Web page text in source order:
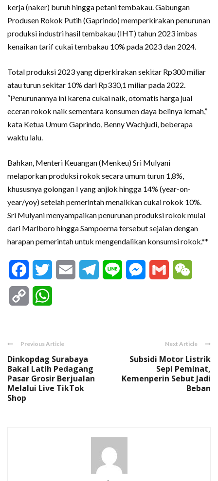
kerja (naker) buruh hingga petani tembakau. Gabungan
Produsen Rokok Putih (Gaprindo) memperkirakan penurunan
produksi industri hasil tembakau (IHT) tahun 2023 imbas
kenaikan tarif cukai tembakau 10% pada 2023 dan 2024.
Total produksi 2023 yang diperkirakan sekitar Rp300 miliar
atau turun sekitar 10% dari Rp330,1 miliar pada 2022.
“Penurunannya ini karena cukai naik, otomatis harga jual
eceran rokok naik sementara konsumen daya belinya lemah,”
kata Ketua Umum Gaprindo, Benny Wachjudi, beberapa
waktu lalu.
Bahkan, Menteri Keuangan (Menkeu) Sri Mulyani
melaporkan produksi rokok secara umum turun 1,8%,
khususnya golongan I yang anjlok hingga 14% (year-on-
year/yoy) setelah pemerintah menaikkan cukai rokok 10%.
Sri Mulyani menyampaikan penurunan produksi rokok mulai
dari Marlboro hingga Sampoerna tersebut sejalan dengan
harapan pemerintah untuk mengendalikan konsumsi rokok.**
FacebookTwitter Email Telegram
Line Messenger
Gmail
Copy
Previous Article
Dinkopdag Surabaya
Bakal Latih Pedagang
Pasar Grosir Berjualan
Melalui Live TikTok
Shop
Next Article
Subsidi Motor Listrik
Sepi Peminat,
Kemenperin Sebut Jadi
Beban